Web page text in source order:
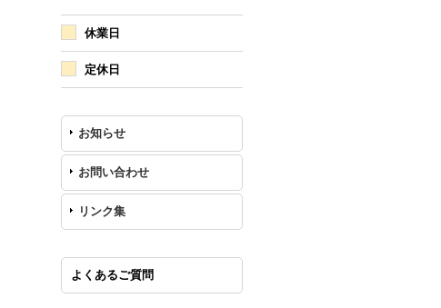
休業日
定休日
お知らせ
お問い合わせ
リンク集
よくあるご質問